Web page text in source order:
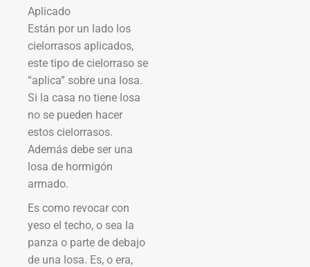
Aplicado
Están por un lado los
cielorrasos aplicados,
este tipo de cielorraso se
“aplica” sobre una losa.
Si la casa no tiene losa
no se pueden hacer
estos cielorrasos.
Además debe ser una
losa de hormigón
armado.
Es como revocar con
yeso el techo, o sea la
panza o parte de debajo
de una losa. Es, o era,